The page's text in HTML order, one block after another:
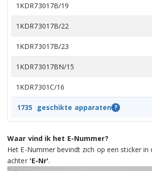
1KDR73017B/19
1KDR73017B/22
1KDR73017B/23
1KDR73017BN/15
1KDR7301C/16
1KDR7301C/17
3SC74300A/01
3SC74300A/02
1735 geschikte apparaten ?
Waar vind ik het E-Nummer?
Het E-Nummer bevindt zich op een sticker in
achter 'E-Nr'.